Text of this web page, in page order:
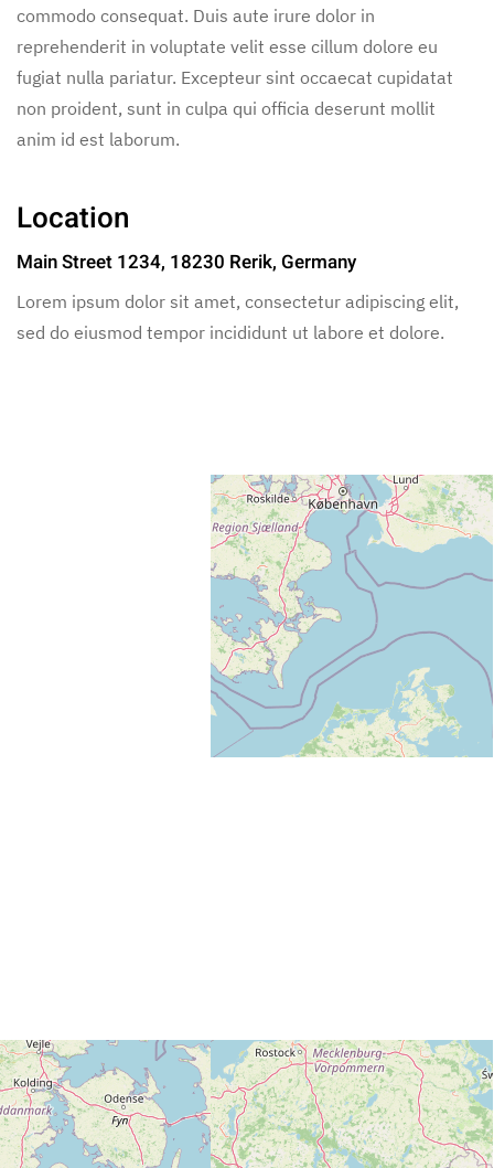
commodo consequat. Duis aute irure dolor in
reprehenderit in voluptate velit esse cillum dolore eu
fugiat nulla pariatur. Excepteur sint occaecat cupidatat
non proident, sunt in culpa qui officia deserunt mollit
anim id est laborum.
Location
Main Street 1234, 18230 Rerik, Germany
Lorem ipsum dolor sit amet, consectetur adipiscing elit,
sed do eiusmod tempor incididunt ut labore et dolore.